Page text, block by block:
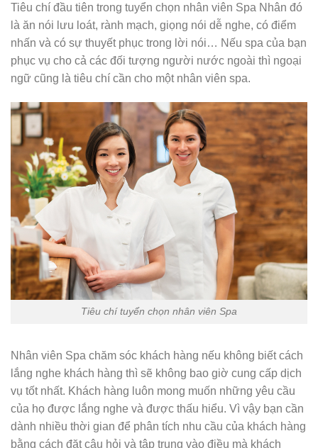
Tiêu chí đầu tiên trong tuyển chọn nhân viên Spa Nhân đó
là ăn nói lưu loát, rành mạch, giọng nói dễ nghe, có điểm
nhấn và có sự thuyết phục trong lời nói… Nếu spa của bạn
phục vụ cho cả các đối tượng người nước ngoài thì ngoại
ngữ cũng là tiêu chí cần cho một nhân viên spa.
Tiêu chí tuyển chọn nhân viên Spa
Nhân viên Spa chăm sóc khách hàng nếu không biết cách
lắng nghe khách hàng thì sẽ không bao giờ cung cấp dịch
vụ tốt nhất. Khách hàng luôn mong muốn những yêu cầu
của họ được lắng nghe và được thấu hiểu. Vì vậy bạn cần
dành nhiều thời gian để phân tích nhu cầu của khách hàng
bằng cách đặt câu hỏi và tập trung vào điều mà khách